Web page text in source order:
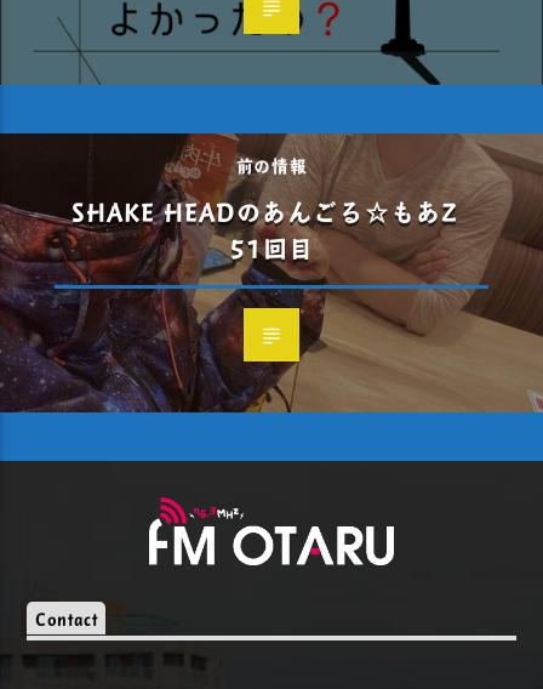
前の情報
SHAKE HEADのあんごる☆もあZ
51回目
Contact